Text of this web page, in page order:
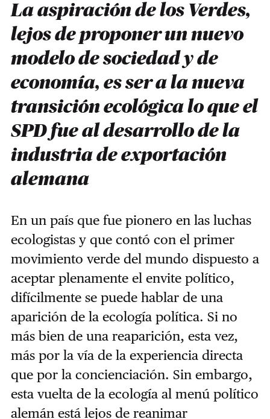
La aspiración de los Verdes,
lejos de proponer un nuevo
modelo de sociedad y de
economía, es ser a la nueva
transición ecológica lo que el
SPD fue al desarrollo de la
industria de exportación
alemana
En un país que fue pionero en las luchas
ecologistas y que contó con el primer
movimiento verde del mundo dispuesto a
aceptar plenamente el envite político,
difícilmente se puede hablar de una
aparición de la ecología política. Si no
más bien de una reaparición, esta vez,
más por la vía de la experiencia directa
que por la concienciación. Sin embargo,
esta vuelta de la ecología al menú político
alemán está lejos de reanimar